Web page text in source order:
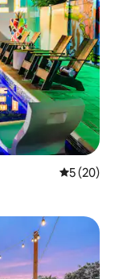
5 (20)